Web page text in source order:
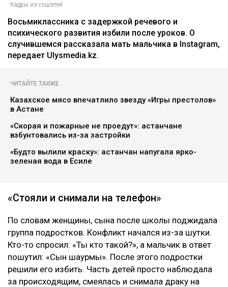
Кадры из соцсетей
Восьмиклассника с задержкой речевого и
психического развития избили после уроков. О
случившемся рассказала мать мальчика в Instagram,
передает Ulysmedia.kz.
ЧИТАЙТЕ ТАКЖЕ
Казахское мясо впечатлило звезду «Игры престолов»
в Астане
«Скорая и пожарные не проедут»: астанчане
взбунтовались из-за застройки
«Будто вылили краску»: астанчан напугала ярко-
зеленая вода в Есиле
«Стояли и снимали на телефон»
По словам женщины, сына после школы поджидала
группа подростков. Конфликт начался из-за шутки.
Кто-то спросил: «Ты кто такой?», а мальчик в ответ
пошутил: «Сын шаурмы». После этого подростки
решили его избить. Часть детей просто наблюдала
за происходящим, смеялась и снимала драку на